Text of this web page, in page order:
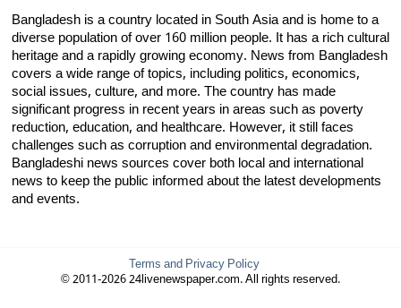
Bangladesh is a country located in South Asia and is home to a
diverse population of over 160 million people. It has a rich cultural
heritage and a rapidly growing economy. News from Bangladesh
covers a wide range of topics, including politics, economics,
social issues, culture, and more. The country has made
significant progress in recent years in areas such as poverty
reduction, education, and healthcare. However, it still faces
challenges such as corruption and environmental degradation.
Bangladeshi news sources cover both local and international
news to keep the public informed about the latest developments
and events.
Terms and Privacy Policy
© 2011-2026 24livenewspaper.com. All rights reserved.